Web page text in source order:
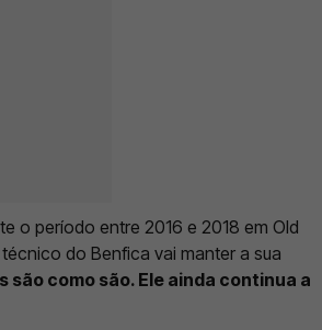
o período entre 2016 e 2018 em Old
técnico do Benfica vai manter a sua
são como são. Ele ainda continua a